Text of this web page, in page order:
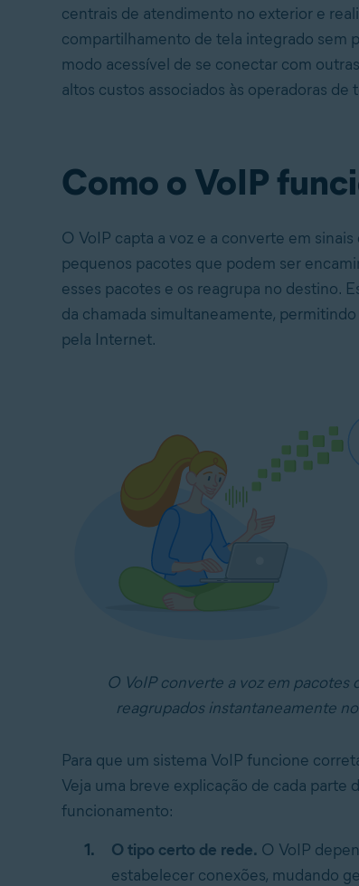
centrais de atendimento no exterior e
compartilhamento de tela integrado sem
modo acessível de se conectar com
altos custos associados às operadoras
Como o VoIP
O VoIP capta a voz e a converte em
pequenos pacotes que podem ser
esses pacotes e os reagrupa no destino.
da chamada simultaneamente,
pela Internet.
O VoIP converte a voz em pacotes
reagrupados instantaneamente
Para que um sistema VoIP funcione
Veja uma breve explicação de cada parte
funcionamento:
O tipo certo de rede. O VoIP
estabelecer conexões, mudando